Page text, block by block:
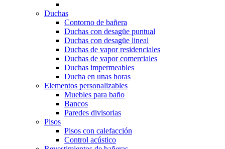
Duchas
Contorno de bañera
Duchas con desagüe puntual
Duchas con desagüe lineal
Duchas de vapor residenciales
Duchas de vapor comerciales
Duchas impermeables
Ducha en unas horas
Elementos personalizables
Muebles para baño
Bancos
Paredes divisorias
Pisos
Pisos con calefacción
Control acústico